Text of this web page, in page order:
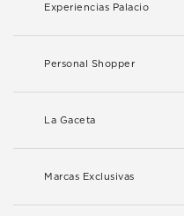
Experiencias Palacio
Personal Shopper
La Gaceta
Marcas Exclusivas